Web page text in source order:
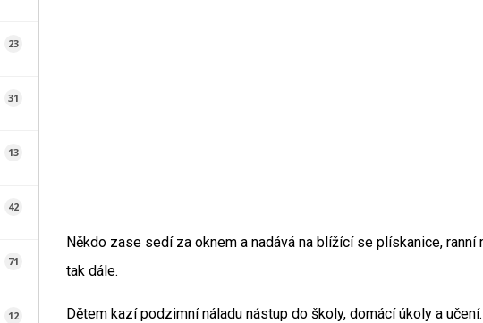
23
31
13
42
71
12
Někdo zase sedí za oknem a nadává na blížící se plískanice, ranní
tak dále.
Dětem kazí podzimní náladu nástup do školy, domácí úkoly a